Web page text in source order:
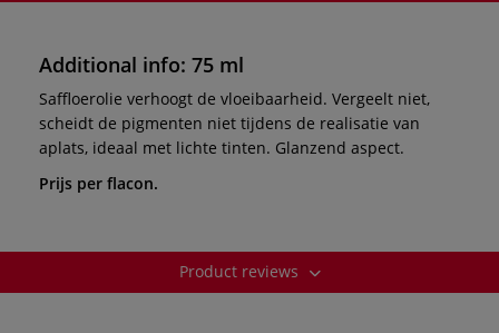
Additional info: 75 ml
Saffloerolie verhoogt de vloeibaarheid. Vergeelt niet,
scheidt de pigmenten niet tijdens de realisatie van
aplats, ideaal met lichte tinten. Glanzend aspect.
Prijs per flacon.
Product reviews